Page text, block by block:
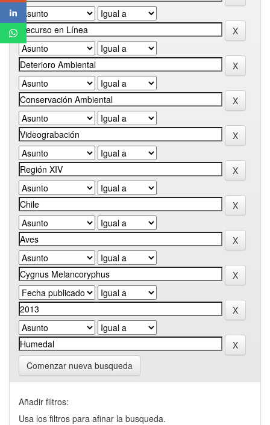
Comenzar nueva busqueda
Añadir filtros:
Usa los filtros para afinar la busqueda.